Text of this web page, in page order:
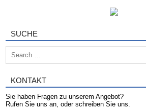
SUCHE
KONTAKT
Sie haben Fragen zu unserem Angebot?
Rufen Sie uns an, oder schreiben Sie uns.